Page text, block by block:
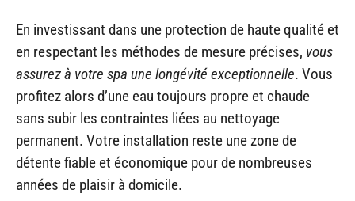
En investissant dans une protection de haute qualité et
en respectant les méthodes de mesure précises, vous
assurez à votre spa une longévité exceptionnelle. Vous
profitez alors d’une eau toujours propre et chaude
sans subir les contraintes liées au nettoyage
permanent. Votre installation reste une zone de
détente fiable et économique pour de nombreuses
années de plaisir à domicile.